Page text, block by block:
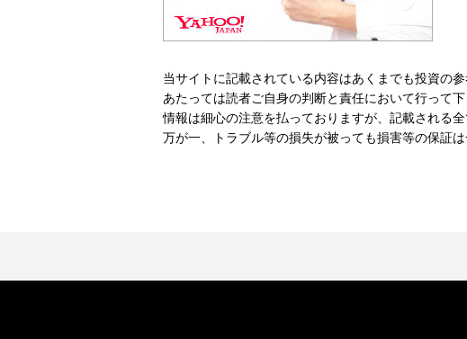
当サイトに記載されている内容はあくまでも投資の
あたっては読者ご自身の判断と責任において行って
情報は細心の注意を払っておりますが、記載される
万が一、トラブル等の損失が被っても損害等の保証